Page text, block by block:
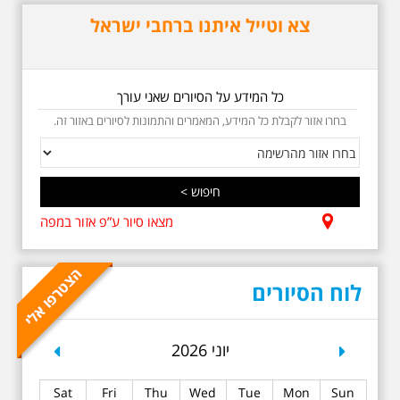
מחייו של אריק איינשטיין -
מתאים גם למשפחות -
בשנה השלוש עשרה לפטירתו סיור
בתל-אביב. החל ממקום ילדותו, דרך
המקומות שהזכיר בשיריו. מקום
עליהם חלם והתגעגע. נתחיל מבית
הולדתו ברחוב גורדון. נשמע אחדים
משיריו של אריק איינשטיין ונסיים את
הסיור ליד קברו בבית הקברות
5.6.2026 שישי בשעה
10:00 בבוקר במלאת 13
שנים לפטירתו של אריק.
אריק איינשטיין סיור
צא וטייל איתנו ברחבי ישראל
כל המידע על הסיורים שאני עורך
בחרו אזור לקבלת כל המידע, המאמרים והתמונות לסיורים באזור זה.
מצאו סיור ע”פ אזור במפה
לוח הסיורים
יוני 2026
Sun
Mon
Tue
Wed
Thu
Fri
Sat
Next